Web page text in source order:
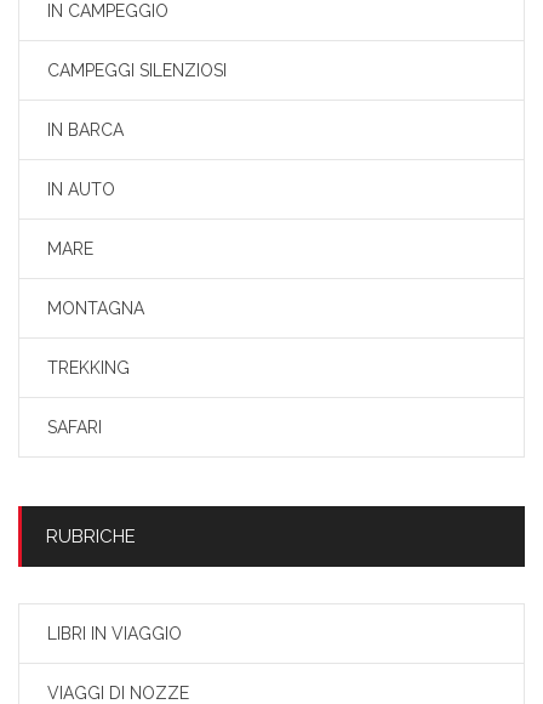
IN CAMPEGGIO
CAMPEGGI SILENZIOSI
IN BARCA
IN AUTO
MARE
MONTAGNA
TREKKING
SAFARI
RUBRICHE
LIBRI IN VIAGGIO
VIAGGI DI NOZZE